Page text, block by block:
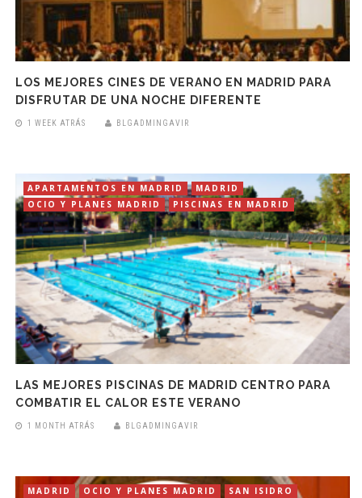
LOS MEJORES CINES DE VERANO EN MADRID PARA
DISFRUTAR DE UNA NOCHE DIFERENTE
1 WEEK ATRÁS BLGADMINGAVIR
APARTAMENTOS EN MADRID
MADRID
OCIO Y PLANES MADRID
PISCINAS EN MADRID
LAS MEJORES PISCINAS DE MADRID CENTRO PARA
COMBATIR EL CALOR ESTE VERANO
1 MONTH ATRÁS BLGADMINGAVIR
MADRID OCIO Y PLANES MADRID SAN ISIDRO